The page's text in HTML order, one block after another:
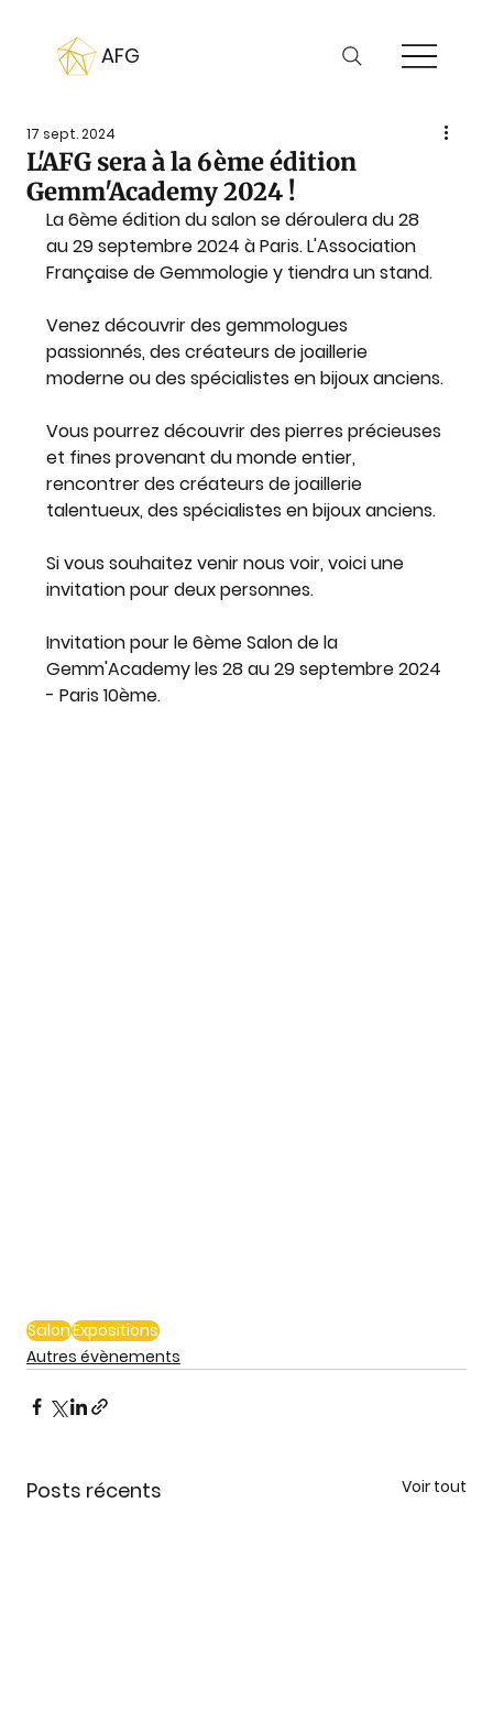
AFG
L'AFG sera à la 6ème édition
Gemm'Academy 2024 !
17 sept. 2024
La 6ème édition du salon se déroulera du 28
au 29 septembre 2024 à Paris. L'Association
Française de Gemmologie y tiendra un stand.
Venez découvrir des gemmologues
passionnés, des créateurs de joaillerie
moderne ou des spécialistes en bijoux anciens.
Vous pourrez découvrir des pierres précieuses
et fines provenant du monde entier,
rencontrer des créateurs de joaillerie
talentueux, des spécialistes en bijoux anciens.
Si vous souhaitez venir nous voir, voici une
invitation pour deux personnes.
Invitation pour le 6ème Salon de la
Gemm'Academy les 28 au 29 septembre 2024
- Paris 10ème.
SalonExpositions
Autres évènements
Posts récents Voir tout